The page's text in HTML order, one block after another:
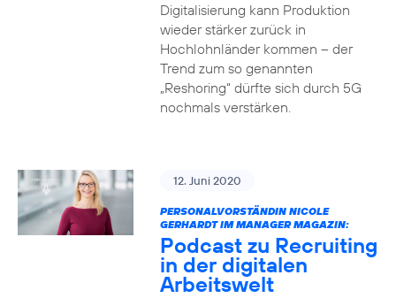
Digitalisierung kann Produktion
wieder stärker zurück in
Hochlohnländer kommen – der
Trend zum so genannten
„Reshoring“ dürfte sich durch 5G
nochmals verstärken.
12. Juni 2020
PERSONALVORSTÄNDIN NICOLE
GERHARDT IM MANAGER MAGAZIN:
Podcast zu Recruiting
in der digitalen
Arbeitswelt